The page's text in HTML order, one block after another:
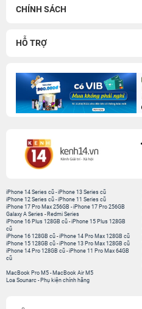
CHÍNH SÁCH
HỖ TRỢ
iPhone 14 Series cũ -iPhone 13 Series cũ
iPhone 12 Series cũ -iPhone 11 Series cũ
iPhone 17 Pro Max 256GB -iPhone 17 Pro 256GB
Galaxy A Series - Redmi Series
iPhone 16 Plus 128GB cũ -iPhone 15 Plus 128GB
cũ
iPhone 16 128GB cũ -iPhone 14 Pro Max 128GB cũ
iPhone 15 128GB cũ -iPhone 13 Pro Max 128GB cũ
iPhone 14 Pro 128GB cũ -iPhone 11 Pro Max 64GB
cũ
MacBook Pro M5 - MacBook Air M5
Loa Sounarc - Phụ kiện chính hãng